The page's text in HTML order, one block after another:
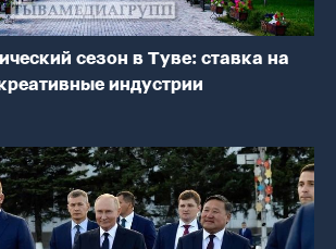
сезон в Туве: ставка на
индустрии